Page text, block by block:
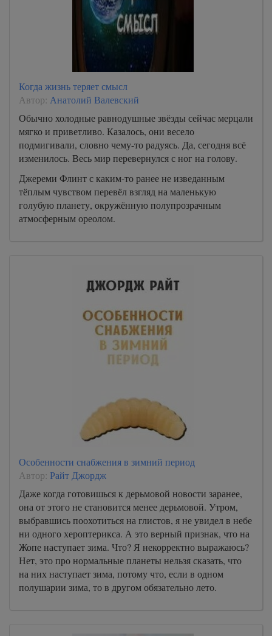
Когда жизнь теряет смысл
Автор: Анатолий Валевский
Обычно холодные равнодушные звёзды сейчас мерцали
мягко и приветливо. Казалось, они весело
подмигивали, словно чему-то радуясь. Да, сегодня всё
изменилось. Весь мир перевернулся с ног на голову.
Джереми Флинт с каким-то ранее не изведанным
тёплым чувством перевёл взгляд на маленькую
голубую планету, окружённую полупрозрачным
атмосферным ореолом.
Особенности снабжения в зимний период
Автор: Райт Джордж
Даже когда готовишься к дерьмовой новости заранее,
она от этого не становится менее дерьмовой. Утром,
выбравшись поохотиться на глистов, я не увидел в небе
ни одного хероптерикса. А это верный признак, что на
Жопе наступает зима. Что? Я некорректно выражаюсь?
Нет, это про нормальные планеты нельзя сказать, что
на них наступает зима, потому что, если в одном
полушарии зима, то в другом обязательно лето.